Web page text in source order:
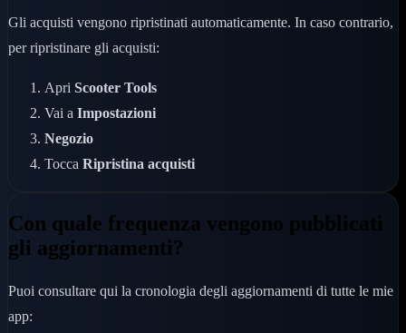
Gli acquisti vengono ripristinati automaticamente. In caso contrario,
per ripristinare gli acquisti:
Apri Scooter Tools
Vai a Impostazioni
Negozio
Tocca Ripristina acquisti
Con quale frequenza vengono pubblicati
gli aggiornamenti?
Puoi consultare qui la cronologia degli aggiornamenti di tutte le mie
app: